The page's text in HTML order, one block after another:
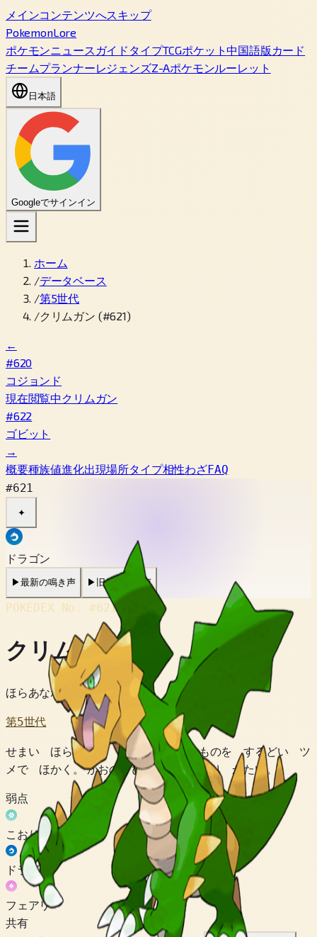
メインコンテンツへスキップ
PokemonLore
ポケモンニュース ガイド タイプTCGポケット中国語版カード
チームプランナーレジェンズZ-Aポケモンルーレット
日本語
Googleでサインイン
ホーム
/データベース
/第5世代
/クリムガン (#621)
←
#620
コジョンド
現在閲覧中 クリムガン
#622
ゴビット
→
概要種族値進化出現場所タイプ相性わざFAQ
#621
✦
ドラゴン
▶最新の鳴き声 ▶ 旧作の鳴き声
POKÉDEX No. #621
クリムガン
ほらあなポケモン
第5世代
せまい ほらあなを はしりまわり えものを するどい ツ
メで ほかく。 かおの ひふは いわより かたい。
弱点
こおり
ドラゴン
フェアリー
共有